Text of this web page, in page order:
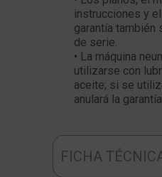
instrucciones y
garantía también
de serie.
• La máquina
utilizarse con
aceite; si se
anulará la garantía.
FICHA